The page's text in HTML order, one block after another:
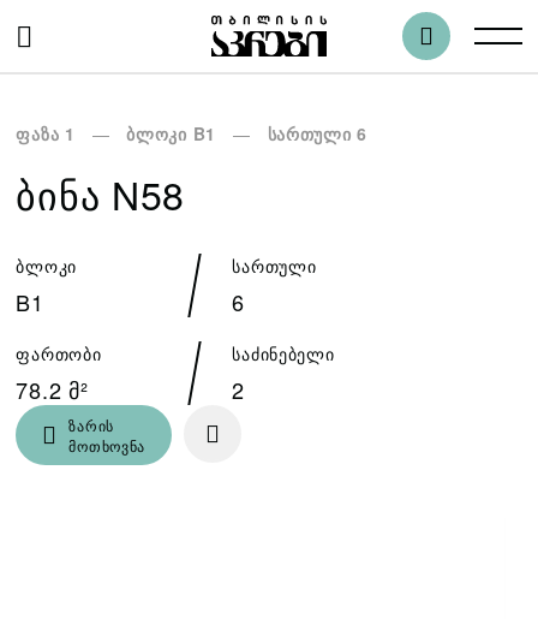
ფაზა 1 ბლოკი B1 სართული 6
ᲑᲘᲜᲐ N58
ბლოკი
B1
სართული
6
ფართობი
78.2 მ²
საძინებელი
2
ზარის
მოთხოვნა